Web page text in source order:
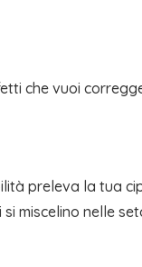
che vuoi
preleva la tua
miscelino nelle